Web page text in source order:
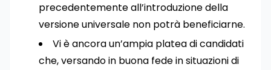
precedentemente all’introduzione della
versione universale non potrà beneficiarne.
Vi è ancora un’ampia platea di candidati
che, versando in buona fede in situazioni di